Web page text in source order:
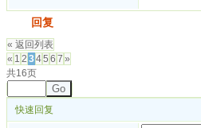
回复
« 返回列表
« 1 2 345 6 7 »
共16页
Go
快速回复